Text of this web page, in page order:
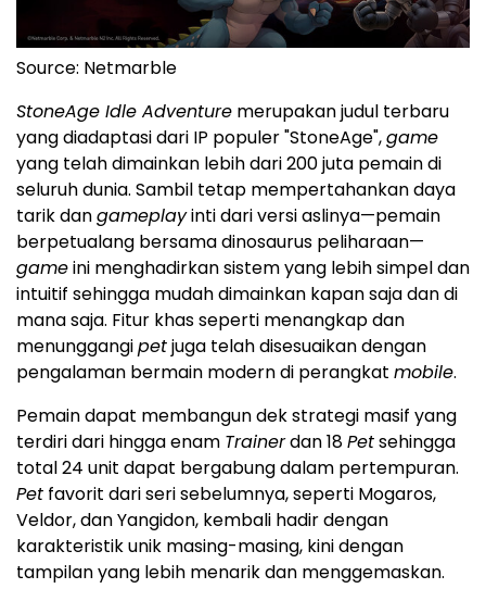
Source: Netmarble
StoneAge Idle Adventure merupakan judul terbaru
yang diadaptasi dari IP populer "StoneAge",game
yang telah dimainkan lebih dari 200 juta pemain di
seluruh dunia. Sambil tetap mempertahankan daya
tarik dangameplayinti dari versi aslinya—pemain
berpetualang bersama dinosaurus peliharaan—
gameini menghadirkan sistem yang lebih simpel dan
intuitif sehingga mudah dimainkan kapan saja dan di
mana saja. Fitur khas seperti menangkap dan
menunggangipetjuga telah disesuaikan dengan
pengalaman bermain modern di perangkat mobile.
Pemain dapat membangun dek strategi masif yang
terdiri dari hingga enam Trainerdan 18Petsehingga
total 24 unit dapat bergabung dalam pertempuran.
Pet favorit dari seri sebelumnya, seperti Mogaros,
Veldor, dan Yangidon, kembali hadir dengan
karakteristik unik masing-masing, kini dengan
tampilan yang lebih menarik dan menggemaskan.